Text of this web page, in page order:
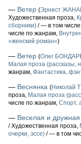
— Ветер (Эрнест
Художественная проза,
сборники) / — в том
числе по жанрам,
«женский роман»)
— Ветер (Олег
Малая проза (рассказы,
жанрам, Фантастика,
— Веснянка (Николай
проза, Малая проза
числе по жанрам, Спорт,
— Веселая и
/ Художественная проза,
очерки, эссе) / — в том